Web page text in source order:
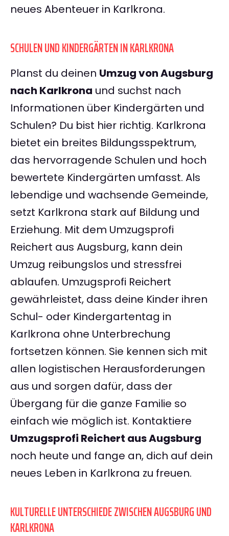
neues Abenteuer in Karlkrona.
SCHULEN UND KINDERGÄRTEN IN KARLKRONA
Planst du deinen Umzug von Augsburg
nach Karlkrona und suchst nach
Informationen über Kindergärten und
Schulen? Du bist hier richtig. Karlkrona
bietet ein breites Bildungsspektrum,
das hervorragende Schulen und hoch
bewertete Kindergärten umfasst. Als
lebendige und wachsende Gemeinde,
setzt Karlkrona stark auf Bildung und
Erziehung. Mit dem Umzugsprofi
Reichert aus Augsburg, kann dein
Umzug reibungslos und stressfrei
ablaufen. Umzugsprofi Reichert
gewährleistet, dass deine Kinder ihren
Schul- oder Kindergartentag in
Karlkrona ohne Unterbrechung
fortsetzen können. Sie kennen sich mit
allen logistischen Herausforderungen
aus und sorgen dafür, dass der
Übergang für die ganze Familie so
einfach wie möglich ist. Kontaktiere
Umzugsprofi Reichert aus Augsburg
noch heute und fange an, dich auf dein
neues Leben in Karlkrona zu freuen.
KULTURELLE UNTERSCHIEDE ZWISCHEN AUGSBURG UND
KARLKRONA